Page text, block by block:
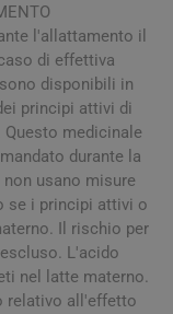
l'allattamento il
di effettiva
disponibili in
principi attivi di
medicinale
durante la
usano misure
se i principi attivi o
Il rischio per
L'acido
nel latte materno.
relativo all'effetto